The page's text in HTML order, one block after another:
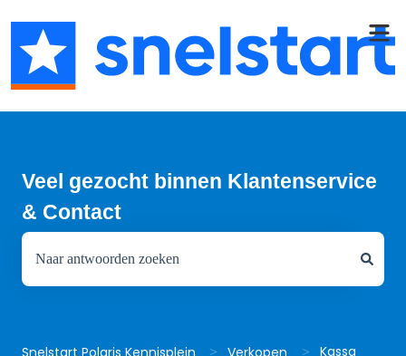
Veel gezocht binnen Klantenservice
& Contact
Snelstart Polaris Kennisplein Verkopen Kassa